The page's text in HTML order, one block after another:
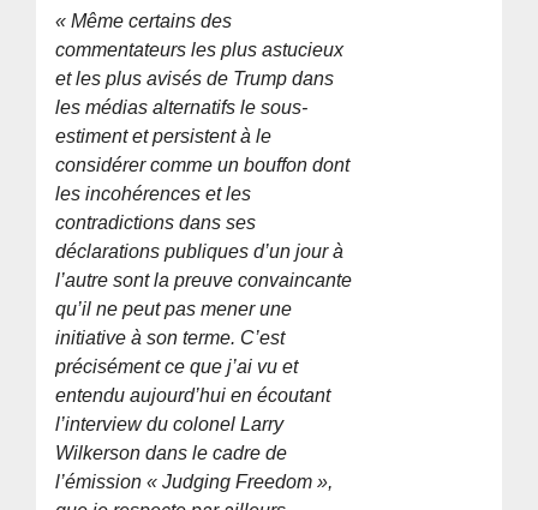
« Même certains des
commentateurs les plus astucieux
et les plus avisés de Trump dans
les médias alternatifs le sous-
estiment et persistent à le
considérer comme un bouffon dont
les incohérences et les
contradictions dans ses
déclarations publiques d’un jour à
l’autre sont la preuve convaincante
qu’il ne peut pas mener une
initiative à son terme. C’est
précisément ce que j’ai vu et
entendu aujourd’hui en écoutant
l’interview du colonel Larry
Wilkerson dans le cadre de
l’émission « Judging Freedom »,